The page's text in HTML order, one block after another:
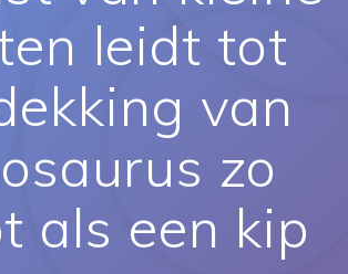
leidt tot
van
zo
als een kip